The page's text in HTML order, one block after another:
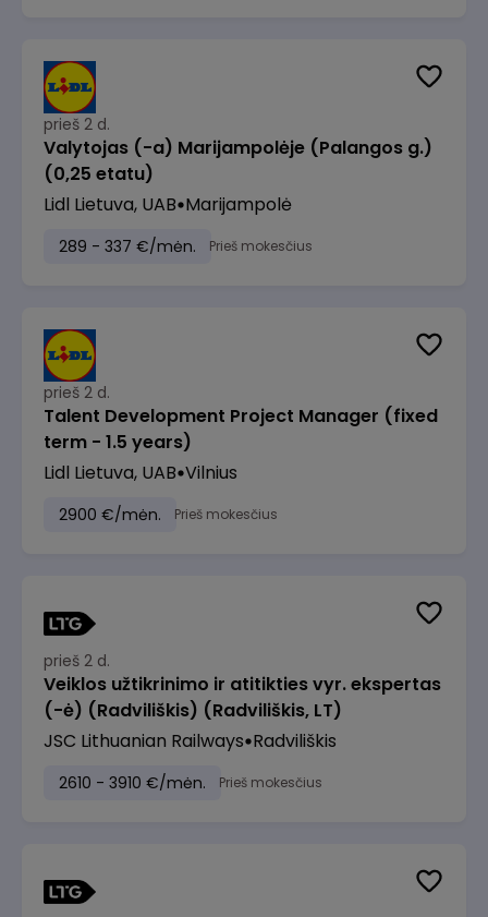
prieš 2 d.
Valytojas (-a) Marijampolėje (Palangos g.)
(0,25 etatu)
Lidl Lietuva, UAB Marijampolė
289 - 337 €/mėn. Prieš mokesčius
prieš 2 d.
Talent Development Project Manager (fixed
term - 1.5 years)
Lidl Lietuva, UAB Vilnius
2900 €/mėn. Prieš mokesčius
prieš 2 d.
Veiklos užtikrinimo ir atitikties vyr. ekspertas
(-ė) (Radviliškis) (Radviliškis, LT)
JSC Lithuanian Railways Radviliškis
2610 - 3910 €/mėn. Prieš mokesčius